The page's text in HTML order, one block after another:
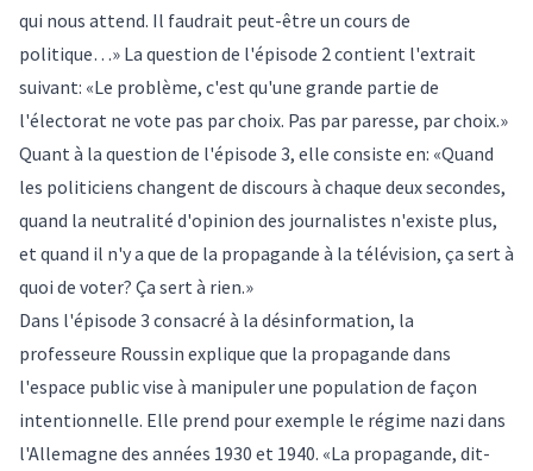
qui nous attend. Il faudrait peut-être un cours de
politique…» La question de l'épisode 2 contient l'extrait
suivant: «Le problème, c'est qu'une grande partie de
l'électorat ne vote pas par choix. Pas par paresse, par choix.»
Quant à la question de l'épisode 3, elle consiste en: «Quand
les politiciens changent de discours à chaque deux secondes,
quand la neutralité d'opinion des journalistes n'existe plus,
et quand il n'y a que de la propagande à la télévision, ça sert à
quoi de voter? Ça sert à rien.»
Dans l'épisode 3 consacré à la désinformation, la
professeure Roussin explique que la propagande dans
l'espace public vise à manipuler une population de façon
intentionnelle. Elle prend pour exemple le régime nazi dans
l'Allemagne des années 1930 et 1940. «La propagande, dit-